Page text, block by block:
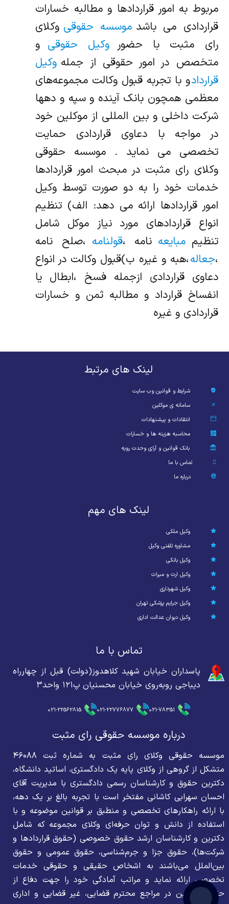
مربوط به امور قراردادها و مطالبه خسارات
قراردادی می باشد موسسه حقوقی وکلای
رای مثبت با حضور وکیل حقوقی و
متخصص در امور حقوقی از جمله وکیل
قراردادو با تجربه قبول وکالت مجموعه‌های
معظمی همچون بانک آینده و سپه و دهها
شرکت داخلی و بین المللی از موکلین خود
در مواجه با دعاوی قراردادی حمایت
تخصصی می نماید . موسسه حقوقی
وکلای رای مثبت در مبحث امور قراردادها
خدمات خود را به دو صورت توسط وکیل
امور قراردادها ارائه می دهد: الف) تنظیم
انواع قراردادهای مورد نیاز موکل شامل
تنظیم مبایعه نامه ،قولنامه ،صلح نامه
،جعاله،هبه و غیره ب)قبول وکالت در انواع
دعاوی قراردادی ازجمله فسخ ،ابطال یا
انفساخ قرارداد و مطالبه ثمن و خسارات
قراردادی و غیره
لینک های مرتبط
شرایط و قوانین وب سایت
سامانه ی موکلین
انتقادات و پیشنهادات
محاسبه هزینه ها و خسارات
بانک قوانین و آرای وحدت رویه
تماس با ما
درباره ما
لینک های مهم
وکیل ملکی
مشاوره تلفنی وکیل
وکیل بانکی
وکیل ارث و میراث
وکیل شهرداری
وکیل جرایم پزشکی تهران
وکیل دیوان عدالت اداری
تماس با ما
پاسداران خیابان شهید کلاهدوز(دولت) قبل از چهارراه
دیباجی روبه‌روی خیابان محسنیان پ۱۲۱ واحد۳
021-78351
021-22776877
021-22562815
درباره موسسه حقوقی رای مثبت
موسسه حقوقی وکلای رای مثبت به شماره ثبت ۴۶۰۸۸
متشکل از گروهی از وکلای پایه یک دادگستری، اساتید دانشگاه،
دکترین حقوق و کارشناسان رسمی دادگستری با مدیریت آقای
احسان سهرابی کاشانی مفتخر است با تجربه بالغ بر یک دهه،
با ارائه راهکارهای تخصصی و منطبق بر قوانین موضوعه و با
استفاده از دانش و توان حرفه‌ای وکلای مجموعه که شامل
دکترین و کارشناسان ارشد حقوق خصوصی (حقوق قراردادها و
شرکت‌ها)، حقوق جزا و جرم‌شناسی، حقوق عمومی و حقوق
بین‌الملل می‌باشند به اشخاص حقیقی و حقوقی خدمات
تخصصی ارائه نماید و مراتب آمادگی خود را جهت دفاع از
حقوق موکلین در مراجع محترم قضایی، غیر قضایی و اداری